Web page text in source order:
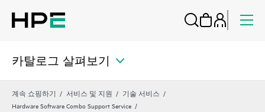
카탈로그 살펴보기
계속 쇼핑하기 서비스 및 지원
기술 서비스
Hardware Software Combo Support Service